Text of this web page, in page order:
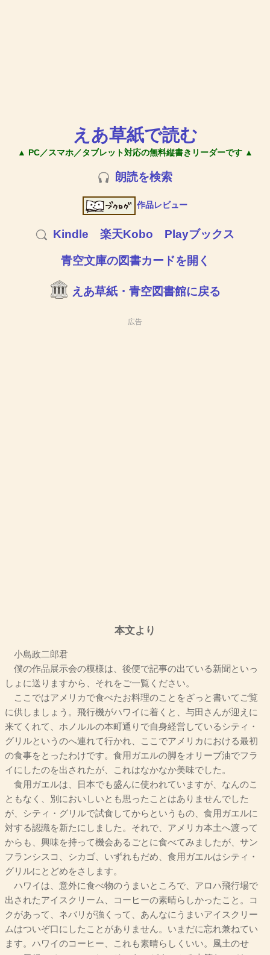
えあ草紙で読む
▲ PC／スマホ／タブレット対応の無料縦書きリーダーです ▲
朗読を検索
作品レビュー
Kindle 楽天Kobo Playブックス
青空文庫の図書カードを開く
えあ草紙・青空図書館に戻る
広告
本文より
小島政二郎君
僕の作品展示会の模様は、後便で記事の出ている新聞といっ
しょに送りますから、それをご一覧ください。
ここではアメリカで食べたお料理のことをざっと書いてご覧
に供しましょう。飛行機がハワイに着くと、与田さんが迎えに
来てくれて、ホノルルの本町通りで自身経営しているシティ・
グリルというのへ連れて行かれ、ここでアメリカにおける最初
の食事をとったわけです。食用ガエルの脚をオリーブ油でフラ
イにしたのを出されたが、これはなかなか美味でした。
食用ガエルは、日本でも盛んに使われていますが、なんのこ
ともなく、別においしいとも思ったことはありませんでした
が、シティ・グリルで試食してからというもの、食用ガエルに
対する認識を新たにしました。それで、アメリカ本土へ渡って
からも、興味を持って機会あるごとに食べてみましたが、サン
フランシスコ、シカゴ、いずれもだめ、食用ガエルはシティ・
グリルにとどめをさします。
ハワイは、意外に食べ物のうまいところで、アロハ飛行場で
出されたアイスクリーム、コーヒーの素晴らしかったこと。コ
クがあって、ネバリが強くって、あんなにうまいアイスクリー
ムはついぞ口にしたことがありません。いまだに忘れ兼ねてい
ます。ハワイのコーヒー、これも素晴らしくいい。風土のせ